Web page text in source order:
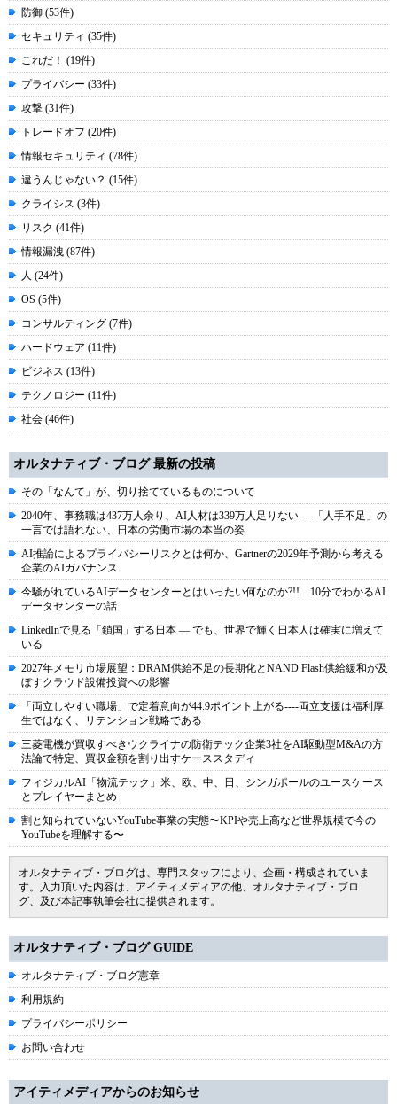
防御 (53件)
セキュリティ (35件)
これだ！ (19件)
プライバシー (33件)
攻撃 (31件)
トレードオフ (20件)
情報セキュリティ (78件)
違うんじゃない？ (15件)
クライシス (3件)
リスク (41件)
情報漏洩 (87件)
人 (24件)
OS (5件)
コンサルティング (7件)
ハードウェア (11件)
ビジネス (13件)
テクノロジー (11件)
社会 (46件)
オルタナティブ・ブログ 最新の投稿
その「なんて」が、切り捨てているものについて
2040年、事務職は437万人余り、AI人材は339万人足りない----「人手不足」の
一言では語れない、日本の労働市場の本当の姿
AI推論によるプライバシーリスクとは何か、Gartnerの2029年予測から考える
企業のAIガバナンス
今騒がれているAIデータセンターとはいったい何なのか?!! 10分でわかるAI
データセンターの話
LinkedInで見る「鎖国」する日本 ― でも、世界で輝く日本人は確実に増えて
いる
2027年メモリ市場展望：DRAM供給不足の長期化とNAND Flash供給緩和が及
ぼすクラウド設備投資への影響
「両立しやすい職場」で定着意向が44.9ポイント上がる----両立支援は福利厚
生ではなく、リテンション戦略である
三菱電機が買収すべきウクライナの防衛テック企業3社をAI駆動型M&Aの方
法論で特定、買収金額を割り出すケーススタディ
フィジカルAI「物流テック」米、欧、中、日、シンガポールのユースケース
とプレイヤーまとめ
割と知られていないYouTube事業の実態〜KPIや売上高など世界規模で今の
YouTubeを理解する〜
オルタナティブ・ブログは、専門スタッフにより、企画・構成されていま
す。入力頂いた内容は、アイティメディアの他、オルタナティブ・ブロ
グ、及び本記事執筆会社に提供されます。
オルタナティブ・ブログ GUIDE
オルタナティブ・ブログ憲章
利用規約
プライバシーポリシー
お問い合わせ
アイティメディアからのお知らせ